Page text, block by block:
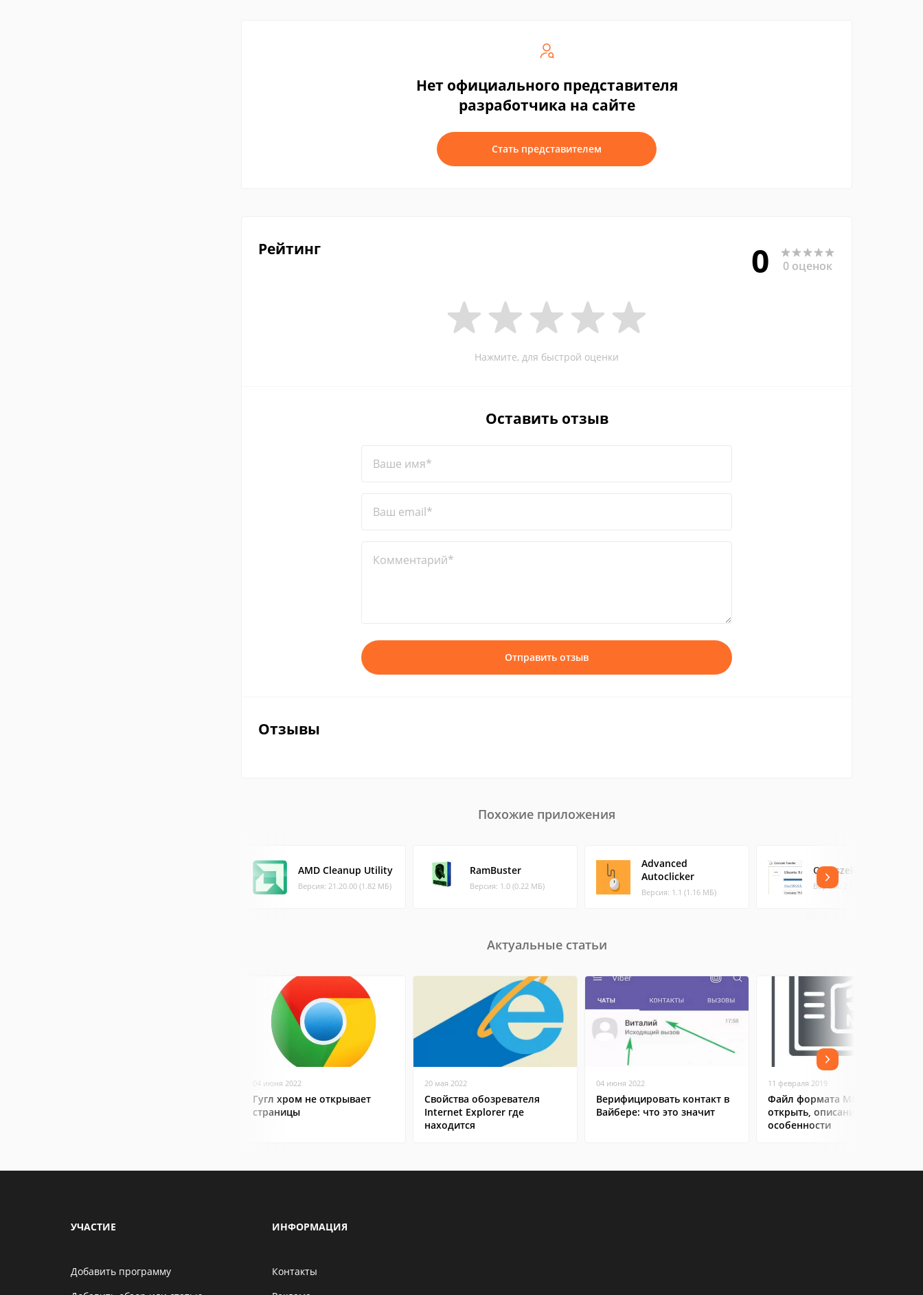
Нет официального представителя
разработчика на сайте
Стать представителем
Рейтинг 0 0 оценок
Нажмите, для быстрой оценки
Оставить отзыв
Ваше имя*
Ваш email*
Комментарий*
Отправить отзыв
Отзывы
Похожие приложения
AMD Cleanup Utility
Версия: 21.20.00 (1.82 МБ)
RamBuster
Версия: 1.0 (0.22 МБ)
Advanced
Autoclicker
Версия: 1.1 (1.16 МБ)
Orzeszek Transfer
Версия: 2.5 (0.22 МБ)
Актуальные статьи
04 июня 2022
Гугл хром не открывает
страницы
20 мая 2022
Свойства обозревателя
Internet Explorer где
находится
04 июня 2022
Верифицировать контакт в
Вайбере: что это значит
11 февраля 2019
Файл формата MP4: чем
открыть, описание,
особенности
УЧАСТИЕ
Добавить программу
ИНФОРМАЦИЯ
Контакты